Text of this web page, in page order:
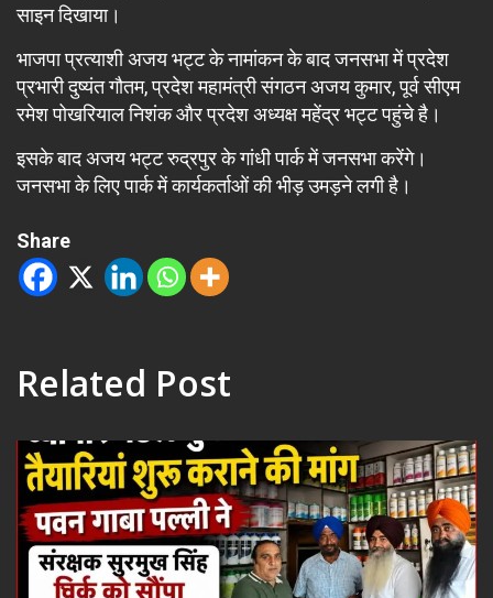
साइन दिखाया।
भाजपा प्रत्याशी अजय भट्ट के नामांकन के बाद जनसभा में प्रदेश
प्रभारी दुष्यंत गौतम, प्रदेश महामंत्री संगठन अजय कुमार, पूर्व सीएम
रमेश पोखरियाल निशंक और प्रदेश अध्यक्ष महेंद्र भट्ट पहुंचे है।
इसके बाद अजय भट्ट रुद्रपुर के गांधी पार्क में जनसभा करेंगे।
जनसभा के लिए पार्क में कार्यकर्ताओं की भीड़ उमड़ने लगी है।
Share
Related Post